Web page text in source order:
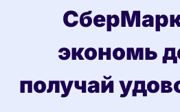
экономь
получай